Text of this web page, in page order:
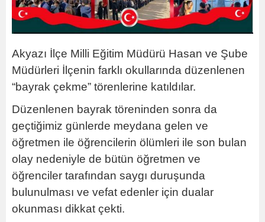
Akyazı İlçe Milli Eğitim Müdürü Hasan ve Şube
Müdürleri İlçenin farklı okullarında düzenlenen
“bayrak çekme” törenlerine katıldılar.
Düzenlenen bayrak töreninden sonra da
geçtiğimiz günlerde meydana gelen ve
öğretmen ile öğrencilerin ölümleri ile son bulan
olay nedeniyle de bütün öğretmen ve
öğrenciler tarafından saygı duruşunda
bulunulması ve vefat edenler için dualar
okunması dikkat çekti.